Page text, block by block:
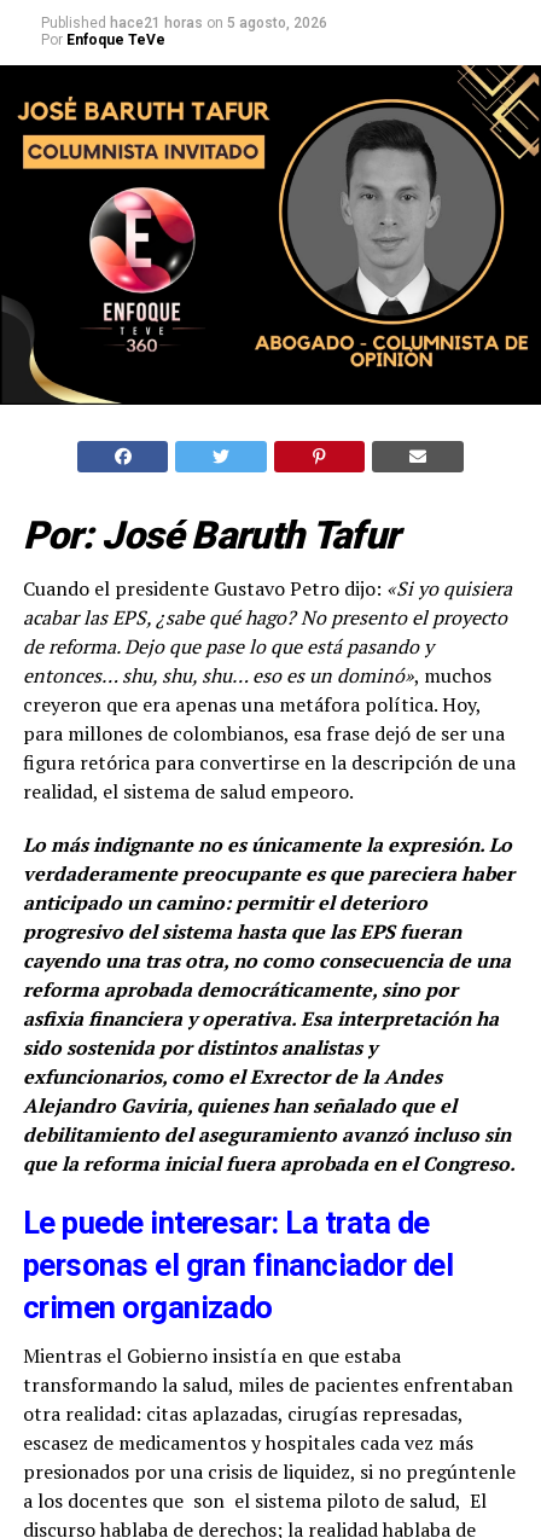
Published hace21 horas on 5 agosto, 2026
Por Enfoque TeVe
Por: José Baruth Tafur
Cuando el presidente Gustavo Petro dijo: «Si yo quisiera
acabar las EPS, ¿sabe qué hago? No presento el proyecto
de reforma. Dejo que pase lo que está pasando y
entonces… shu, shu, shu… eso es un dominó», muchos
creyeron que era apenas una metáfora política. Hoy,
para millones de colombianos, esa frase dejó de ser una
figura retórica para convertirse en la descripción de una
realidad, el sistema de salud empeoro.
Lo más indignante no es únicamente la expresión. Lo
verdaderamente preocupante es que pareciera haber
anticipado un camino: permitir el deterioro
progresivo del sistema hasta que las EPS fueran
cayendo una tras otra, no como consecuencia de una
reforma aprobada democráticamente, sino por
asfixia financiera y operativa. Esa interpretación ha
sido sostenida por distintos analistas y
exfuncionarios, como el Exrector de la Andes
Alejandro Gaviria, quienes han señalado que el
debilitamiento del aseguramiento avanzó incluso sin
que la reforma inicial fuera aprobada en el Congreso.
Le puede interesar: La trata de
personas el gran financiador del
crimen organizado
Mientras el Gobierno insistía en que estaba
transformando la salud, miles de pacientes enfrentaban
otra realidad: citas aplazadas, cirugías represadas,
escasez de medicamentos y hospitales cada vez más
presionados por una crisis de liquidez, si no pregúntenle
a los docentes que son el sistema piloto de salud, El
discurso hablaba de derechos; la realidad hablaba de